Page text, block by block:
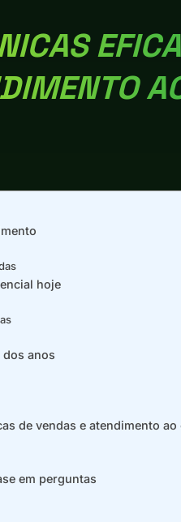
hoje
anos
de vendas e atendimento ao
em perguntas